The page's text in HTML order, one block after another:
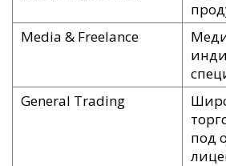
Media & Freelance
General Trading
под